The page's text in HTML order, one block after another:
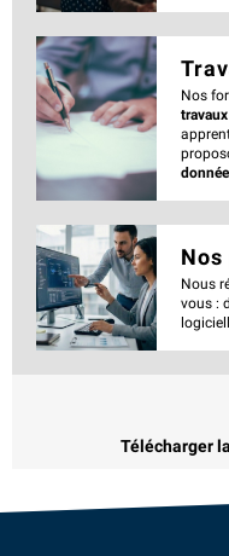
Nos
Nous
vous :
Télécharger